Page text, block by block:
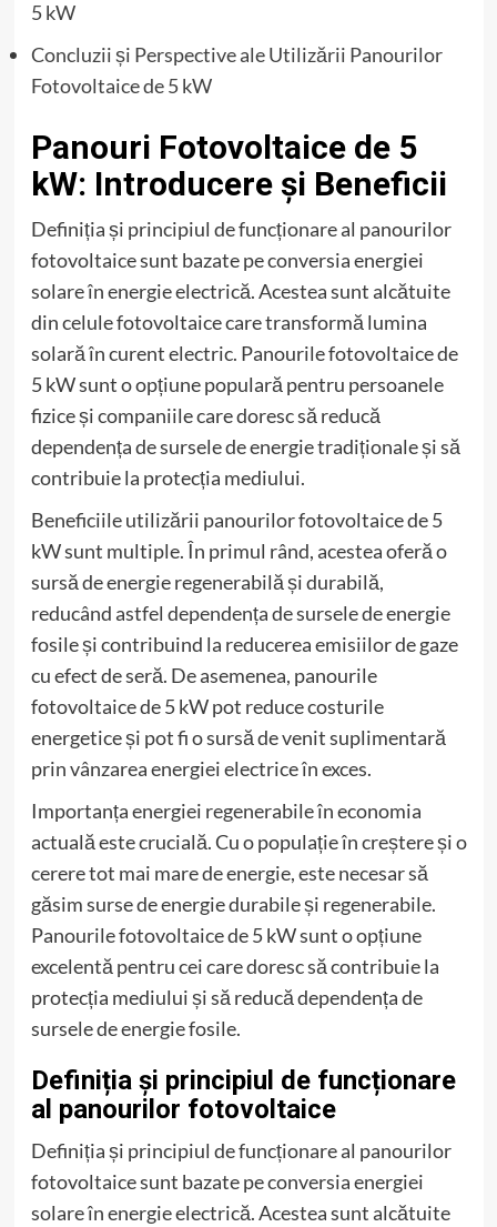
5 kW
Concluzii și Perspective ale Utilizării Panourilor
Fotovoltaice de 5 kW
Panouri Fotovoltaice de 5
kW: Introducere și Beneficii
Definiția și principiul de funcționare al panourilor
fotovoltaice sunt bazate pe conversia energiei
solare în energie electrică. Acestea sunt alcătuite
din celule fotovoltaice care transformă lumina
solară în curent electric. Panourile fotovoltaice de
5 kW sunt o opțiune populară pentru persoanele
fizice și companiile care doresc să reducă
dependența de sursele de energie tradiționale și să
contribuie la protecția mediului.
Beneficiile utilizării panourilor fotovoltaice de 5
kW sunt multiple. În primul rând, acestea oferă o
sursă de energie regenerabilă și durabilă,
reducând astfel dependența de sursele de energie
fosile și contribuind la reducerea emisiilor de gaze
cu efect de seră. De asemenea, panourile
fotovoltaice de 5 kW pot reduce costurile
energetice și pot fi o sursă de venit suplimentară
prin vânzarea energiei electrice în exces.
Importanța energiei regenerabile în economia
actuală este crucială. Cu o populație în creștere și o
cerere tot mai mare de energie, este necesar să
găsim surse de energie durabile și regenerabile.
Panourile fotovoltaice de 5 kW sunt o opțiune
excelentă pentru cei care doresc să contribuie la
protecția mediului și să reducă dependența de
sursele de energie fosile.
Definiția și principiul de funcționare
al panourilor fotovoltaice
Definiția și principiul de funcționare al panourilor
fotovoltaice sunt bazate pe conversia energiei
solare în energie electrică. Acestea sunt alcătuite